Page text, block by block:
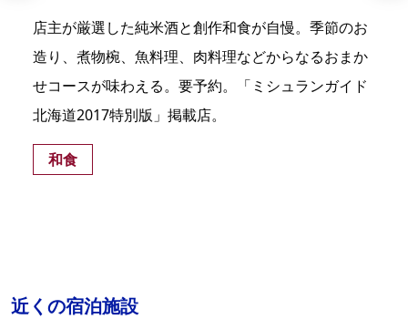
店主が厳選した純米酒と創作和食が自慢。季節のお
造り、煮物椀、魚料理、肉料理などからなるおまか
せコースが味わえる。要予約。「ミシュランガイド
北海道2017特別版」掲載店。
和食
近くの宿泊施設